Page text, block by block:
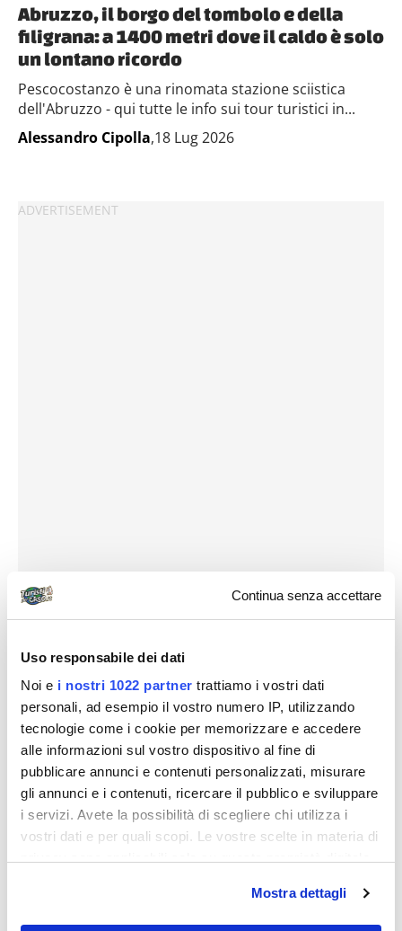
Continua senza accettare
Uso responsabile dei dati
Noi e i nostri 1022 partner trattiamo i vostri dati
personali, ad esempio il vostro numero IP, utilizzando
tecnologie come i cookie per memorizzare e accedere
alle informazioni sul vostro dispositivo al fine di
pubblicare annunci e contenuti personalizzati, misurare
gli annunci e i contenuti, ricercare il pubblico e sviluppare
i servizi. Avete la possibilità di scegliere chi utilizza i
vostri dati e per quali scopi. Le vostre scelte in materia di
modificare o revocare il proprio consenso in qualsiasi
momento dalla Dichiarazione sui cookie o facendo clic
Mostra dettagli
Abruzzo, il borgo del tombolo e della
filigrana: a 1400 metri dove il caldo è solo
un lontano ricordo
Pescocostanzo è una rinomata stazione sciistica
dell'Abruzzo - qui tutte le info sui tour turistici in...
Alessandro Cipolla,18 Lug 2026
Destinazioni